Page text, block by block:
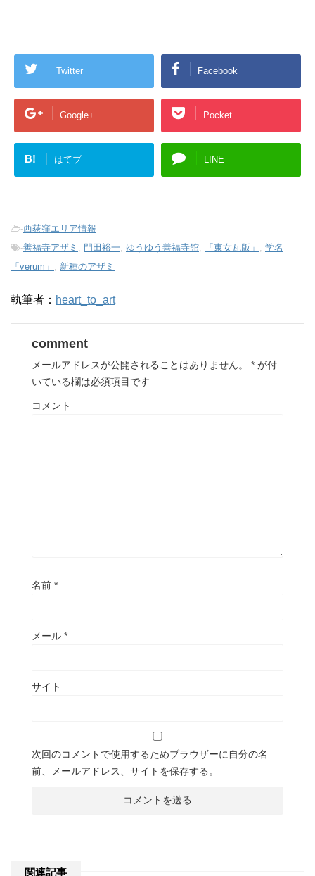
Twitter Facebook
Google+ Pocket
B! はてブ LINE
-西荻窪エリア情報
-善福寺アザミ 門田裕一 ゆうゆう善福寺館 「東女瓦版」
学名
「verum」
新種のアザミ
執筆者： heart_to_art
comment
メールアドレスが公開されることはありません。 * が付
いている欄は必須項目です
コメント
名前 *
メール *
サイト
次回のコメントで使用するためブラウザーに自分の名
前、メールアドレス、サイトを保存する。
関連記事